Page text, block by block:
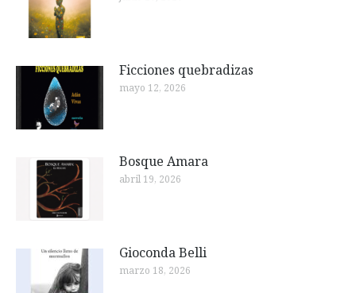
Ficciones quebradizas
mayo 12, 2026
Bosque Amara
abril 19, 2026
Gioconda Belli
marzo 18, 2026